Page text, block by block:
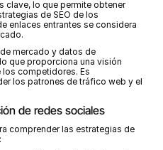
clave, lo que permite obtener
de SEO de los
enlaces entrantes se considera
mercado y datos de
que proporciona una visión
competidores. Es
los patrones de tráfico web y el
de redes sociales
comprender las estrategias de